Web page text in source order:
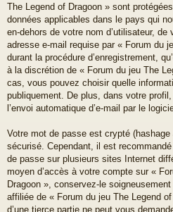
The Legend of Dragoon » sont
données applicables dans le pays qui
en-dehors de votre nom d’utilisateur,
adresse e-mail requise par « Forum du
durant la procédure d’enregistrement,
à la discrétion de « Forum du jeu The
cas, vous pouvez choisir quelle
publiquement. De plus, dans votre
l’envoi automatique d’e-mail par le
Votre mot de passe est crypté
sécurisé. Cependant, il est
de passe sur plusieurs sites Internet
moyen d’accès à votre compte sur «
Dragoon », conservez-le
affiliée de « Forum du jeu The Legend
d’une tierce partie ne peut vous